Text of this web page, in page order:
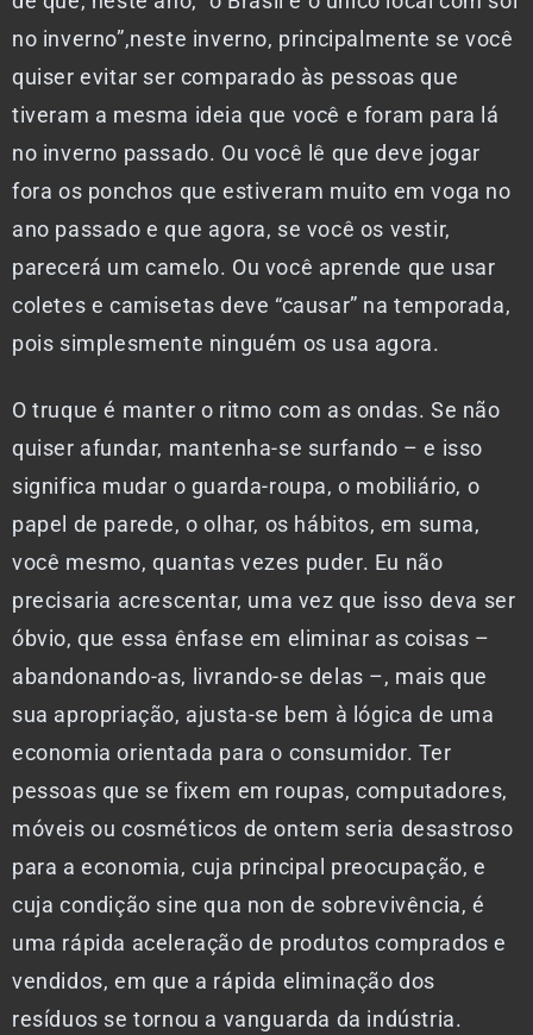
no inverno”,neste inverno, principalmente se você
quiser evitar ser comparado às pessoas que
tiveram a mesma ideia que você e foram para lá
no inverno passado. Ou você lê que deve jogar
fora os ponchos que estiveram muito em voga no
ano passado e que agora, se você os vestir,
parecerá um camelo. Ou você aprende que usar
coletes e camisetas deve “causar” na temporada,
pois simplesmente ninguém os usa agora.
O truque é manter o ritmo com as ondas. Se não
quiser afundar, mantenha-se surfando – e isso
significa mudar o guarda-roupa, o mobiliário, o
papel de parede, o olhar, os hábitos, em suma,
você mesmo, quantas vezes puder. Eu não
precisaria acrescentar, uma vez que isso deva ser
óbvio, que essa ênfase em eliminar as coisas –
abandonando-as, livrando-se delas –, mais que
sua apropriação, ajusta-se bem à lógica de uma
economia orientada para o consumidor. Ter
pessoas que se fixem em roupas, computadores,
móveis ou cosméticos de ontem seria desastroso
para a economia, cuja principal preocupação, e
cuja condição sine qua non de sobrevivência, é
uma rápida aceleração de produtos comprados e
vendidos, em que a rápida eliminação dos
resíduos se tornou a vanguarda da indústria.